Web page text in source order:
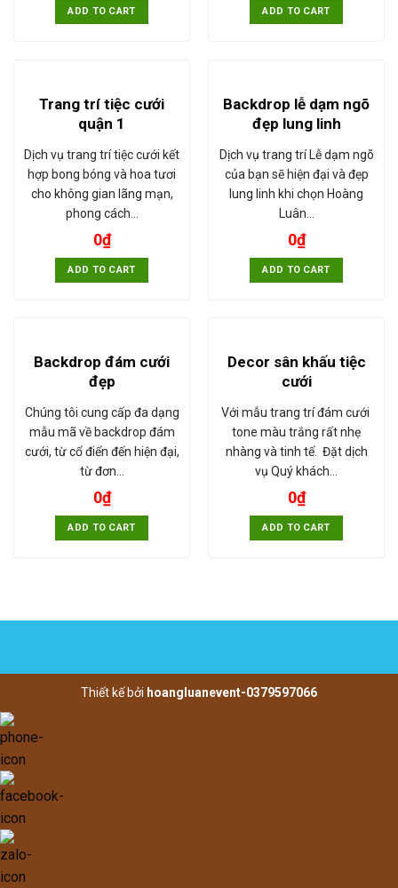
ADD TO CART ADD TO CART
Trang trí tiệc cưới
quận 1
Dịch vụ trang trí tiệc cưới kết
hợp bong bóng và hoa tươi
cho không gian lãng mạn,
phong cách…
0₫
ADD TO CART
Backdrop lễ dạm ngõ
đẹp lung linh
Dịch vụ trang trí Lễ dạm ngõ
của bạn sẽ hiện đại và đẹp
lung linh khi chọn Hoàng
Luân…
0₫
ADD TO CART
Backdrop đám cưới
đẹp
Chúng tôi cung cấp đa dạng
mẫu mã về backdrop đám
cưới, từ cổ điển đến hiện đại,
từ đơn…
0₫
ADD TO CART
Decor sân khấu tiệc
cưới
Với mẫu trang trí đám cưới
tone màu trắng rất nhẹ
nhàng và tinh tế. Đặt dịch
vụ Quý khách…
0₫
ADD TO CART
Thiết kế bởi hoangluanevent-0379597066